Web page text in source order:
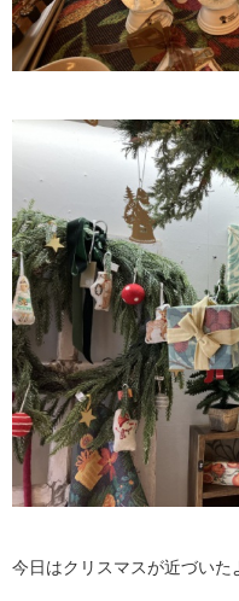
今日はクリスマスが近づいた